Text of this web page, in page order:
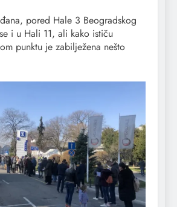
pored Hale 3 Beogradskog
i u Hali 11, ali kako ističu
punktu je zabilježena nešto